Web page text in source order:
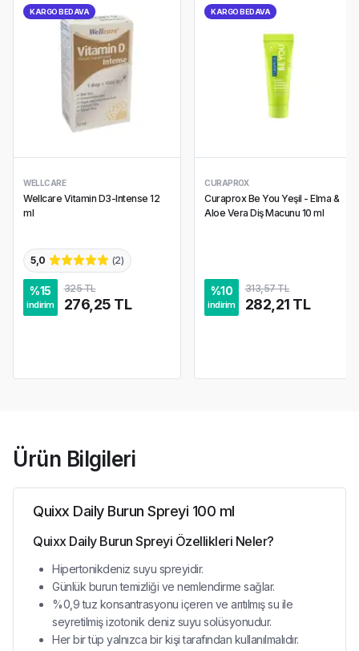
KARGO BEDAVA
WELLCARE
Wellcare Vitamin D3-Intense 12
ml
5,0 (2)
%15
indirim
325 TL
276,25 TL
KARGO BEDAVA
CURAPROX
Curaprox Be You Yeşil - Elma &
Aloe Vera Diş Macunu 10 ml
%10
indirim
313,57 TL
282,21 TL
Ürün Bilgileri
Quixx Daily Burun Spreyi 100 ml
Quixx Daily Burun Spreyi Özellikleri Neler?
Hipertonikdeniz suyu spreyidir.
Günlük burun temizliği ve nemlendirme sağlar.
%0,9 tuz konsantrasyonu içeren ve arıtılmış su ile
seyretilmiş izotonik deniz suyu solüsyonudur.
Her bir tüp yalnızca bir kişi tarafından kullanılmalıdır.